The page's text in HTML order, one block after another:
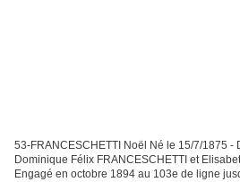
53-FRANCESCHETTI Noël Né le 15/7/1875 -
Dominique Félix FRANCESCHETTI et
Engagé en octobre 1894 au 103e de ligne